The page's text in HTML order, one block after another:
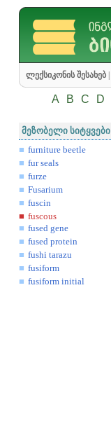
ლექსიკონის შესახებ
A B C D
მეზობელი სიტყვები
furniture beetle
fur seals
furze
Fusarium
fuscin
fuscous
fused gene
fused protein
fushi tarazu
fusiform
fusiform initial